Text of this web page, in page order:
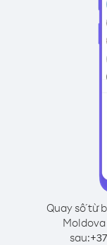
Quay số từ
sau:+